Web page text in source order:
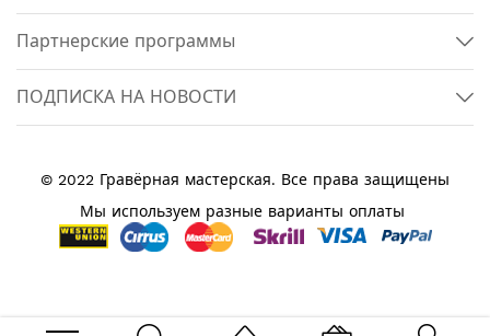
Партнерские программы
ПОДПИСКА НА НОВОСТИ
© 2022 Гравёрная мастерская. Все права защищены
Мы используем разные варианты оплаты